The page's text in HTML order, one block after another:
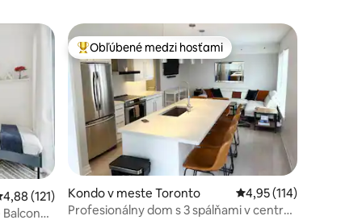
ohodnotenie 4,88 z 5, počet hodnotení: 121
4,88 (121)
-
Najobľúbenejšie medzi hosťami
Obľúbené medzi hosťami
Kondo v meste Toronto Priemerné
4,95 (114)
Profesionálny dom s 3 spálňami v centre